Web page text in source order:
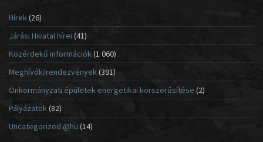
Hírek(26)
Járási Hivatal hírei (41)
Közérdekű információk(1 060)
Meghívók/rendezvények (391)
Önkormányzati épületek energetikai korszerűsítése (2)
Pályázatok (82)
Uncategorized @hu (14)